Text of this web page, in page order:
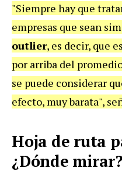
"Siempre hay que
empresas que sean
outlier, es decir, que
por arriba del
se puede considerar
efecto, muy barata",
Hoja de ruta
¿Dónde mirar?